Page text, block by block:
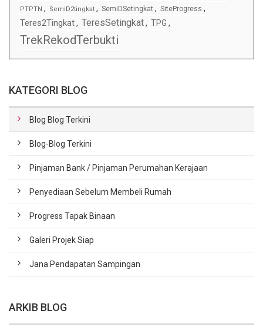
PTPTN , SemiD2tingkat , SemiDSetingkat , SiteProgress ,
Teres2Tingkat, TeresSetingkat, TPG ,
TrekRekodTerbukti
KATEGORI BLOG
Blog Blog Terkini
Blog-Blog Terkini
Pinjaman Bank / Pinjaman Perumahan Kerajaan
Penyediaan Sebelum Membeli Rumah
Progress Tapak Binaan
Galeri Projek Siap
Jana Pendapatan Sampingan
ARKIB BLOG